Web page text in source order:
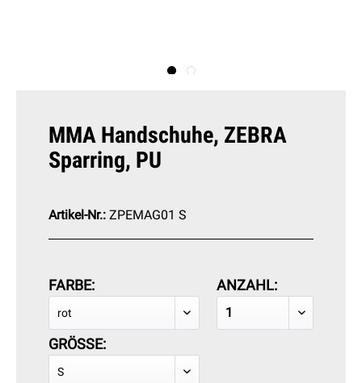
MMA Handschuhe, ZEBRA
Sparring, PU
Artikel-Nr.: ZPEMAG01 S
FARBE:
GRÖSSE:
ANZAHL: